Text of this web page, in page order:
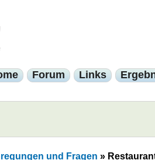
Forum Links
und Fragen »